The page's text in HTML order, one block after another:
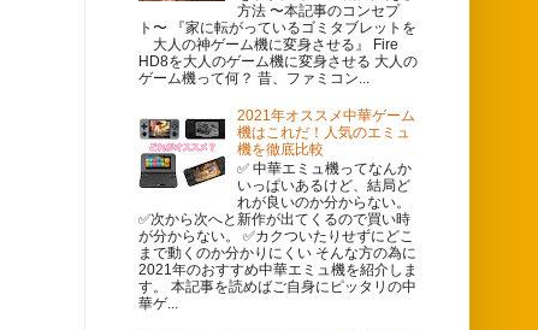
方法 〜本記事のコンセプ
ト〜 『家に転がっているゴミタブレットを
大人の神ゲーム機に変身させる』 Fire
HD8を大人のゲーム機に変身させる 大人の
ゲーム機って何？ 昔、ファミコン...
2021年オススメ中華ゲーム
機はこれだ！人気のエミュ
機を徹底比較
✅ 中華エミュ機ってなんか
いっぱいあるけど、結局ど
れが良いのか分からない。
✅次から次へと新作が出てくるので買い時
が分からない。 ✅カクついたりせずにどこ
まで動くのか分かりにくい そんな方の為に
2021年のおすすめ中華エミュ機を紹介しま
す。 本記事を読めばご自身にピッタリの中
華ゲ...